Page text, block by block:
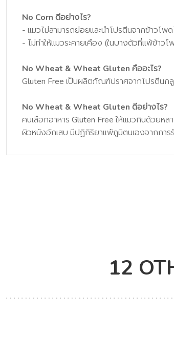
No Corn ดีอย่างไร?
- แมวไม่สามารถย่อยและนำโปรตีนจากข้าวโพด
- ไม่ทำให้แมวระคายเคือง (ในบางตัวที่แพ้ข้าวโ
No Wheat & Wheat Gluten คืออะไร?
Gluten Free เป็นผลิตภัณฑ์ปราศจากโปรตีนก
No Wheat & Wheat Gluten ดีอย่างไร?
คนเลือกอาหาร Gluten Free ให้แมวกินด้วยหล
ผิวหนังอักเสบ มีปฏิกิริยาแพ้ภูมิตนเองจากการ
12